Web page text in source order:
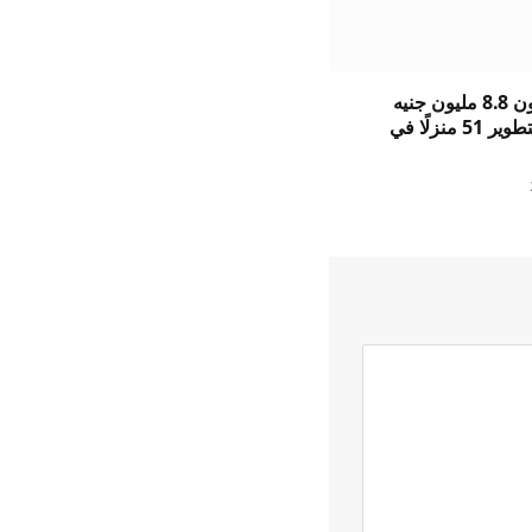
تقدم باراجون 8.8 مليون جنيه
إسترليني لتطوير 51 منزلًا في